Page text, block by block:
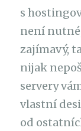
s
není
zajímavý,
nijak
servery
vlastní
od